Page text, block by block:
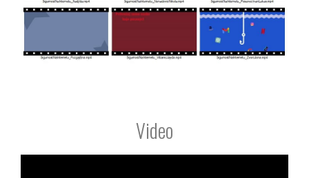
Video